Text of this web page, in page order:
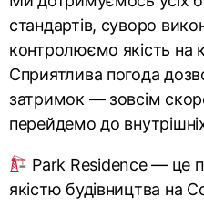
стандартів, суворо
контролюємо якість на
Сприятлива погода
затримок — зовсім
перейдемо до
Park Residence — це
якістю будівництва на